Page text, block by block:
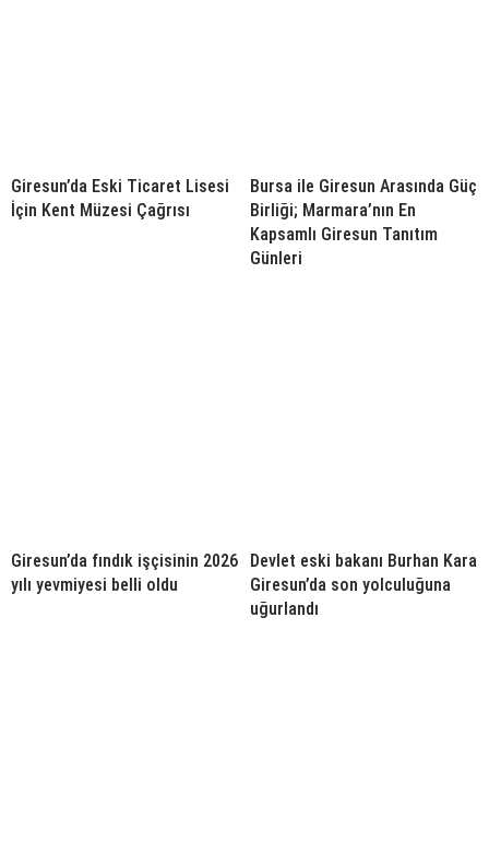
Giresun’da Eski Ticaret Lisesi
İçin Kent Müzesi Çağrısı
Bursa ile Giresun Arasında Güç
Birliği; Marmara’nın En
Kapsamlı Giresun Tanıtım
Günleri
Giresun’da fındık işçisinin 2026
yılı yevmiyesi belli oldu
Devlet eski bakanı Burhan Kara
Giresun’da son yolculuğuna
uğurlandı